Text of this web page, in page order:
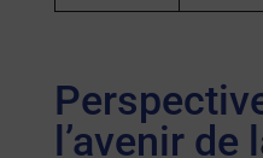
l’avenir de